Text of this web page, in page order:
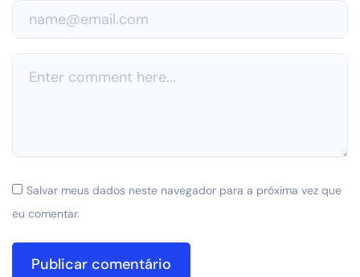
Salvar meus dados neste navegador para a próxima vez que
eu comentar.